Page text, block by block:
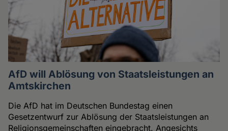
AfD will Ablösung von Staatsleistungen an
Amtskirchen
Die AfD hat im Deutschen Bundestag einen
Gesetzentwurf zur Ablösung der Staatsleistungen an
Religionsgemeinschaften eingebracht. Angesichts